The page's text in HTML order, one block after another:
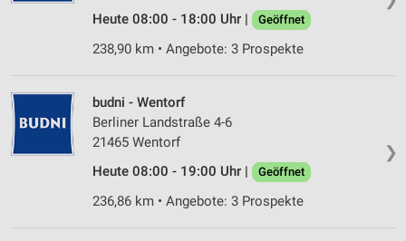
Heute 08:00 - 18:00 Uhr | Geöffnet
238,90 km • Angebote: 3 Prospekte
❯
budni - Wentorf
Berliner Landstraße 4-6
21465 Wentorf
Heute 08:00 - 19:00 Uhr |
Geöffnet
236,86 km • Angebote: 3 Prospekte